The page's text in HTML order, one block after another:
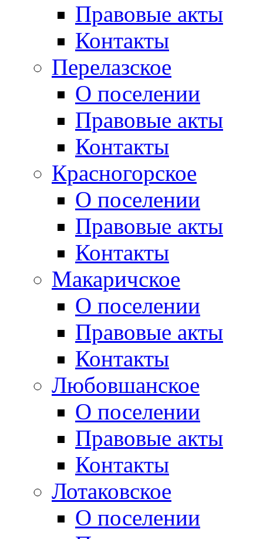
Правовые акты
Контакты
Перелазское
О поселении
Правовые акты
Контакты
Красногорское
О поселении
Правовые акты
Контакты
Макаричское
О поселении
Правовые акты
Контакты
Любовшанское
О поселении
Правовые акты
Контакты
Лотаковское
О поселении